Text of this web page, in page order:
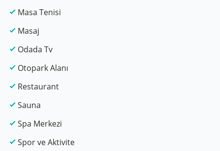
Masa Tenisi
Masaj
Odada Tv
Otopark Alanı
Restaurant
Sauna
Spa Merkezi
Spor ve Aktivite